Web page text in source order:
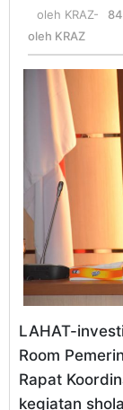
oleh KRAZ-
oleh KRAZ
LAHAT-
Room
Rapat
kegiatan